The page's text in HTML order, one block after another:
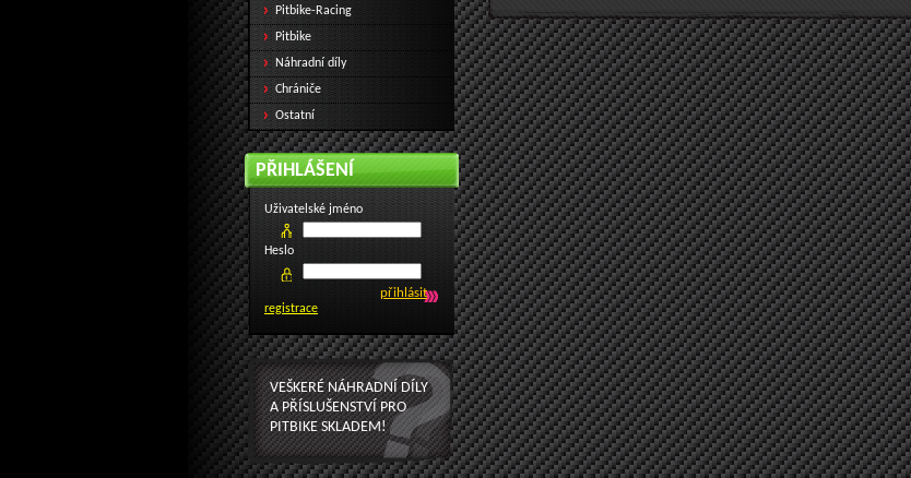
Pitbike-Racing
Pitbike
Náhradní díly
Chrániče
Ostatní
PŘIHLÁŠENÍ
Uživatelské jméno
Heslo
registrace
VEŠKERÉ NÁHRADNÍ DÍLY
A PŘÍSLUŠENSTVÍ PRO
PITBIKE SKLADEM!